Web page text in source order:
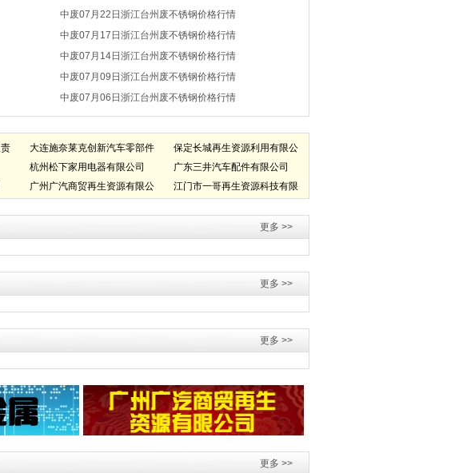
中废07月22日浙江台州废不锈钢价格行情
中废07月17日浙江台州废不锈钢价格行情
中废07月14日浙江台州废不锈钢价格行情
中废07月09日浙江台州废不锈钢价格行情
中废07月06日浙江台州废不锈钢价格行情
大连施奈莱克创新汽车零部件
有限公司
保定长城再生资源利用有限公
司
杭州松下家用电器有限公司
广东三井汽车配件有限公司
广州广汽商贸再生资源有限公
江门市一哥再生资源科技有限
更多 >>
更多 >>
更多 >>
更多 >>